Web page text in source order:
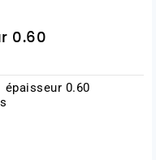
0.60
0.60